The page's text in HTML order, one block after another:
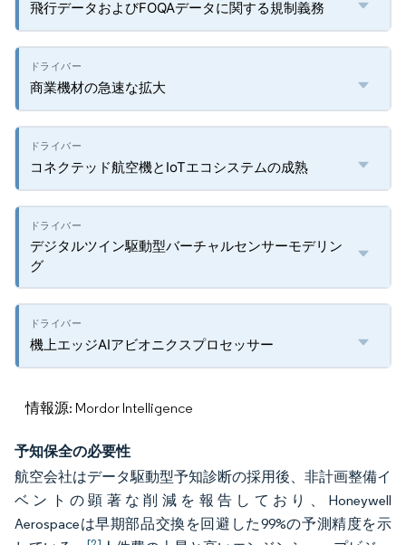
飛行データおよびFOQAデータに関する規制義務
商業機材の急速な拡大
コネクテッド航空機とIoTエコシステムの成熟
デジタルツイン駆動型バーチャルセンサーモデリン
グ
機上エッジAIアビオニクスプロセッサー
情報源: Mordor Intelligence
予知保全の必要性
航空会社はデータ駆動型予知診断の採用後、非計画整備イ
ベントの顕著な削減を報告しており、Honeywell
Aerospaceは早期部品交換を回避した99%の予測精度を示